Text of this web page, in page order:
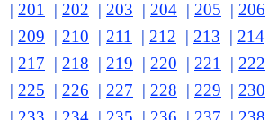
| 201 | 202 | 203 | 204 | 205 | 206
| 209 | 210 | 211 | 212 | 213 | 214
| 217 | 218 | 219 | 220 | 221 | 222
| 225 | 226 | 227 | 228 | 229 | 230